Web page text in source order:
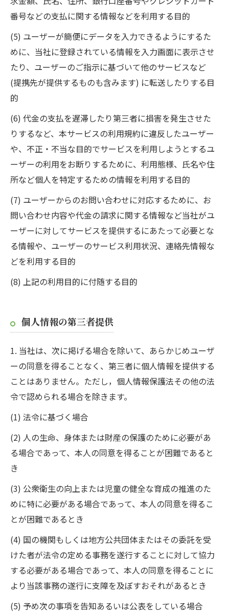
番号などの支払に関する情報などを利用する目的
(5) ユーザーが簡便にデータを入力できるようにするた
めに、当社に登録されている情報を入力画面に表示させ
たり、ユーザーのご指示に基づいて他のサービスなど
(提携先が提供するものも含みます) に転送したりする目
的
(6) 代金の支払を遅滞したり第三者に損害を発生させた
りするなど、本サービスの利用規約に違反したユーザー
や、不正・不当な目的でサービスを利用しようとするユ
ーザーの利用をお断りするために、利用態様、氏名や住
所など個人を特定するための情報を利用する目的
(7) ユーザーからのお問い合わせに対応するために、お
問い合わせ内容や代金の請求に関する情報など当社がユ
ーザーに対してサービスを提供するにあたって必要とな
る情報や、ユーザーのサービス利用状況、連絡先情報な
どを利用する目的
(8) 上記の利用目的に付随する目的
個人情報の第三者提供
1. 当社は、次に掲げる場合を除いて、あらかじめユーザ
ーの同意を得ることなく、第三者に個人情報を提供する
ことはありません。ただし，個人情報保護法その他の法
令で認められる場合を除きます。
(1) 法令に基づく場合
(2) 人の生命、身体または財産の保護のために必要があ
る場合であって、本人の同意を得ることが困難であると
き
(3) 公衆衛生の向上または児童の健全な育成の推進のた
めに特に必要がある場合であって、本人の同意を得るこ
とが困難であるとき
(4) 国の機関もしくは地方公共団体またはその委託を受
けた者が法令の定める事務を遂行することに対して協力
する必要がある場合であって、本人の同意を得ることに
より当該事務の遂行に支障を及ぼすおそれがあるとき
(5) 予め次の事項を告知あるいは公表をしている場合